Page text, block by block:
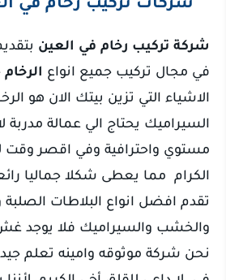
شركة تركيب رخام في العين
في مجال تركيب جميع انواع الرخام
الاشياء التي تزين بيتك الان هو
السيراميك يحتاج الي عمالة مدربة
مستوي واحترافية وفي اقصر وقت
الكرام مما يعطى شكلا جماليا
تقدم افضل انواع البلاطات الصلبة
والخشب والسيراميك فلا يوجد غش
نحن شركة موثوقه وامينه تعلم